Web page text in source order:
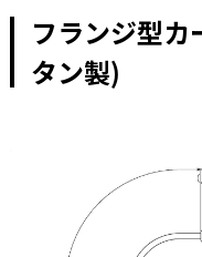
フランジ型
タン製)